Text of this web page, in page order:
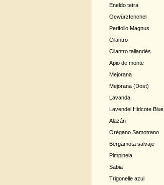
Eneldo tetra
Gewürzfenchel
Perifollo Magnus
Cilantro
Cilantro tailandés
Apio de monte
Mejorana
Mejorana (Dost)
Lavanda
Lavendel Hidcote Blue
Alazán
Orégano Samotrano
Bergamota salvaje
Pimpinela
Sabia
Trigonelle azul